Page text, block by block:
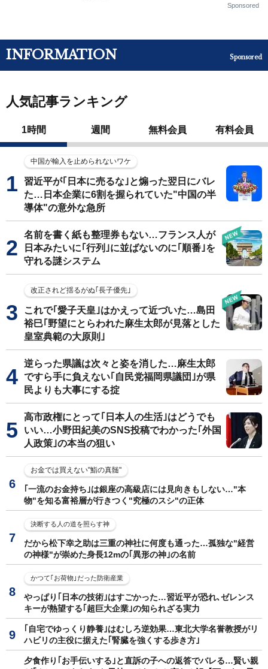
Sponsored
INFORMATION Sponsored
人気記事ランキング
1時間 週間 無料会員 有料会員
中国が輸入を止められないワケ
習近平が｢日本に売るな｣と煽った翌日にバレ
た…日本企業に6割を握られていた"中国の半
導体"の意外な急所
名前を書く紙も整理券もない…フランス人が
日本みたいに｢行列｣に並ばないのに｢順番｣を
守れる謎システム
改正されど揺るがぬ｢長子優先｣
これで｢愛子天皇｣はかえって近づいた…島田
裕巳｢野望にとらわれた麻生太郎が見落とした
皇室典範の大原則｣
逆らった県議は次々と姿を消した…麻生太郎
ですら手に負えない｢自民党福岡県議団｣が県
民よりも大事にする掟
高市政権にとって｢日本人の生活｣はどうでも
いい…小野田紀美のSNS投稿でわかった｢外国
人政策｣の本当の狙い
お金では買えない"鮨の真髄"
｢一流のお金持ち｣は銀座の高級店には見向きもしない…"本
物"を知る富裕層が行きつく"究極のスシ"の正体
決断する人の道を照らす神
だから松下幸之助は三重の神社に何度も通った…孤独な"経営
の神様"が崇めた身長12mの｢異形の神｣の名前
かつて｢お荷物｣だった防衛産業
やっぱり｢日本の技術｣はすごかった…習近平が恐れ､ゼレンス
キーが熱望する｢超巨大企業｣の知られざる実力
｢自宅でゆっくり静養｣はむしろ逆効果…東北大学名誉教授がリ
ハビリの主役に据えた｢腎臓を強くする歩き方｣
夕食作り｢お手伝いする｣と直訴の子への返答でバレる…賢い親